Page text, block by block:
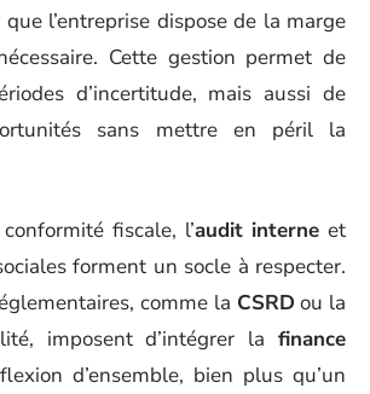
que l’entreprise dispose de la marge
Cette gestion permet de
d’incertitude, mais aussi de
sans mettre en péril la
fiscale, l’audit interne et
forment un socle à respecter.
comme la CSRD ou la
imposent d’intégrer la finance
d’ensemble, bien plus qu’un